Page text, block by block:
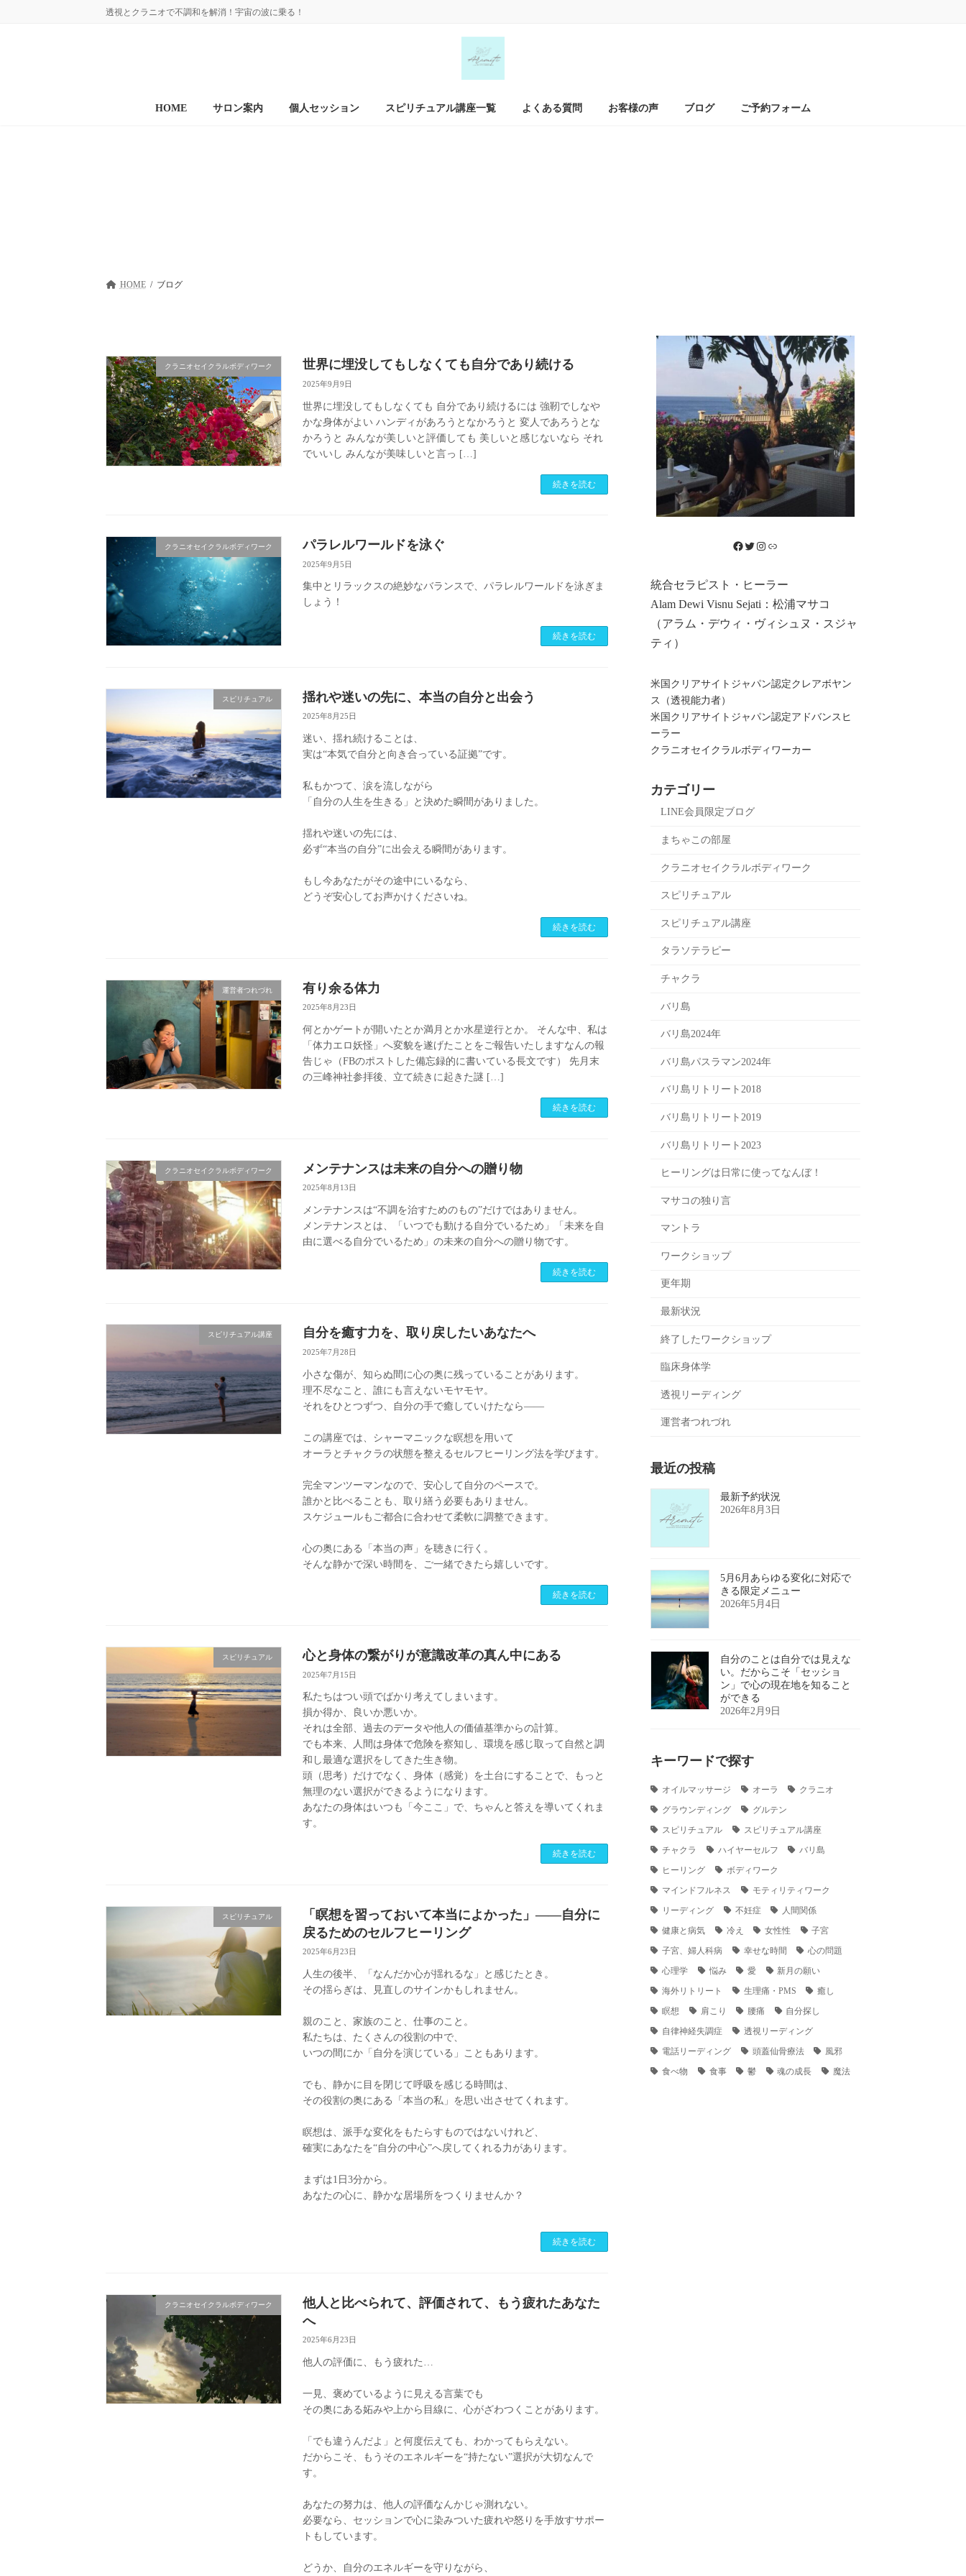
透視とクラニオで不調和を解消！宇宙の波に乗る！
HOME サロン案内 個人セッション スピリチュアル講座一覧 よくある質問 お客様の声 ブログ ご予約フォーム
HOME ブログ
クラニオセイクラルボディワーク 世界に埋没してもしなくても自分であり続ける
2025年9月9日
世界に埋没してもしなくても 自分であり続けるには 強靭でしなや
かな身体がよい ハンディがあろうとなかろうと 変人であろうとな
かろうと みんなが美しいと評価しても 美しいと感じないなら それ
でいいし みんなが美味しいと言っ […]
続きを読む
クラニオセイクラルボディワーク パラレルワールドを泳ぐ
2025年9月5日
集中とリラックスの絶妙なバランスで、パラレルワールドを泳ぎま
しょう！
続きを読む
スピリチュアル 揺れや迷いの先に、本当の自分と出会う
2025年8月25日
迷い、揺れ続けることは、
実は“本気で自分と向き合っている証拠”です。
私もかつて、涙を流しながら
「自分の人生を生きる」と決めた瞬間がありました。
揺れや迷いの先には、
必ず“本当の自分”に出会える瞬間があります。
もし今あなたがその途中にいるなら、
どうぞ安心してお声かけくださいね。
続きを読む
運営者つれづれ 有り余る体力
2025年8月23日
何とかゲートが開いたとか満月とか水星逆行とか。 そんな中、私は
「体力エロ妖怪」へ変貌を遂げたことをご報告いたしますなんの報
告じゃ（FBのポストした備忘録的に書いている長文です） 先月末
の三峰神社参拝後、立て続きに起きた謎 […]
続きを読む
クラニオセイクラルボディワーク メンテナンスは未来の自分への贈り物
2025年8月13日
メンテナンスは“不調を治すためのもの”だけではありません。
メンテナンスとは、「いつでも動ける自分でいるため」「未来を自
由に選べる自分でいるため」の未来の自分への贈り物です。
続きを読む
スピリチュアル講座 自分を癒す力を、取り戻したいあなたへ
2025年7月28日
小さな傷が、知らぬ間に心の奥に残っていることがあります。
理不尽なこと、誰にも言えないモヤモヤ。
それをひとつずつ、自分の手で癒していけたなら——
この講座では、シャーマニックな瞑想を用いて
オーラとチャクラの状態を整えるセルフヒーリング法を学びます。
完全マンツーマンなので、安心して自分のペースで。
誰かと比べることも、取り繕う必要もありません。
スケジュールもご都合に合わせて柔軟に調整できます。
心の奥にある「本当の声」を聴きに行く。
そんな静かで深い時間を、ご一緒できたら嬉しいです。
続きを読む
スピリチュアル 心と身体の繋がりが意識改革の真ん中にある
2025年7月15日
私たちはつい頭でばかり考えてしまいます。
損か得か、良いか悪いか。
それは全部、過去のデータや他人の価値基準からの計算。
でも本来、人間は身体で危険を察知し、環境を感じ取って自然と調
和し最適な選択をしてきた生き物。
頭（思考）だけでなく、身体（感覚）を土台にすることで、もっと
無理のない選択ができるようになります。
あなたの身体はいつも「今ここ」で、ちゃんと答えを導いてくれま
す。
続きを読む
スピリチュアル
「瞑想を習っておいて本当によかった」——自分に
戻るためのセルフヒーリング
2025年6月23日
人生の後半、「なんだか心が揺れるな」と感じたとき。
その揺らぎは、見直しのサインかもしれません。
親のこと、家族のこと、仕事のこと。
私たちは、たくさんの役割の中で、
いつの間にか「自分を演じている」こともあります。
でも、静かに目を閉じて呼吸を感じる時間は、
その役割の奥にある「本当の私」を思い出させてくれます。
瞑想は、派手な変化をもたらすものではないけれど、
確実にあなたを“自分の中心”へ戻してくれる力があります。
まずは1日3分から。
あなたの心に、静かな居場所をつくりませんか？
続きを読む
クラニオセイクラルボディワーク
他人と比べられて、評価されて、もう疲れたあなた
へ
2025年6月23日
他人の評価に、もう疲れた…
一見、褒めているように見える言葉でも
その奥にある妬みや上から目線に、心がざわつくことがあります。
「でも違うんだよ」と何度伝えても、わかってもらえない。
だからこそ、もうそのエネルギーを“持たない”選択が大切なんで
す。
あなたの努力は、他人の評価なんかじゃ測れない。
必要なら、セッションで心に染みついた疲れや怒りを手放すサポー
トもしています。
どうか、自分のエネルギーを守りながら、
Facebook
Twitter
Instagram
リンク
統合セラピスト・ヒーラー
Alam Dewi Visnu Sejati：松浦マサコ
（アラム・デウィ・ヴィシュヌ・スジャ
ティ）
米国クリアサイトジャパン認定クレアボヤン
ス（透視能力者）
米国クリアサイトジャパン認定アドバンスヒ
ーラー
クラニオセイクラルボディワーカー
カテゴリー
LINE会員限定ブログ
まちゃこの部屋
クラニオセイクラルボディワーク
スピリチュアル
スピリチュアル講座
タラソテラピー
チャクラ
バリ島
バリ島2024年
バリ島パスラマン2024年
バリ島リトリート2018
バリ島リトリート2019
バリ島リトリート2023
ヒーリングは日常に使ってなんぼ！
マサコの独り言
マントラ
ワークショップ
更年期
最新状況
終了したワークショップ
臨床身体学
透視リーディング
運営者つれづれ
最近の投稿
最新予約状況
2026年8月3日
5月6月あらゆる変化に対応で
きる限定メニュー
2026年5月4日
自分のことは自分では見えな
い。だからこそ「セッショ
ン」で心の現在地を知ること
ができる
2026年2月9日
キーワードで探す
オイルマッサージ オーラ
クラニオ
グラウンディング
グルテン
スピリチュアル
スピリチュアル講座
チャクラ
ハイヤーセルフ
バリ島
ヒーリング
ボディワーク
マインドフルネス
モティリティワーク
リーディング
不妊症
人間関係
健康と病気
冷え 女性性
子宮
子宮、婦人科病
幸せな時間
心の問題
心理学
悩み 愛
新月の願い
海外リトリート
生理痛・PMS
癒し
瞑想
肩こり 腰痛
自分探し
自律神経失調症
透視リーディング
電話リーディング
頭蓋仙骨療法
風邪
食べ物
食事 鬱 魂の成長 魔法